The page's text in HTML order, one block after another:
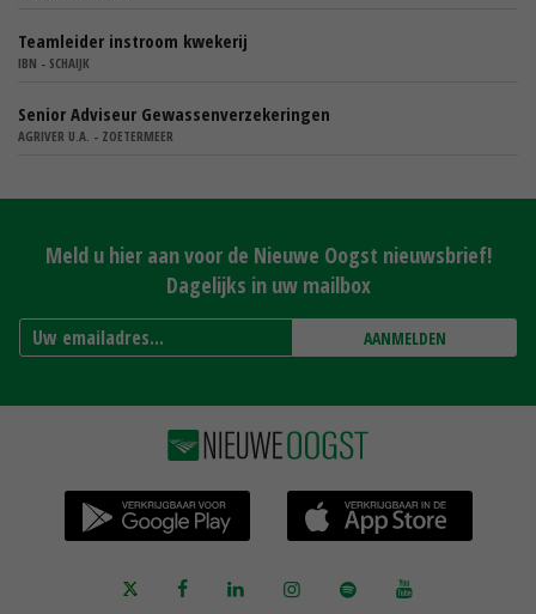
Teamleider instroom kwekerij
IBN - SCHAIJK
Senior Adviseur Gewassenverzekeringen
AGRIVER U.A. - ZOETERMEER
Meld u hier aan voor de Nieuwe Oogst nieuwsbrief!
Dagelijks in uw mailbox
AANMELDEN